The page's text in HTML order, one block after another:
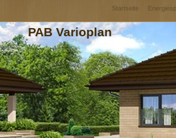
Startseite
PAB Varioplan